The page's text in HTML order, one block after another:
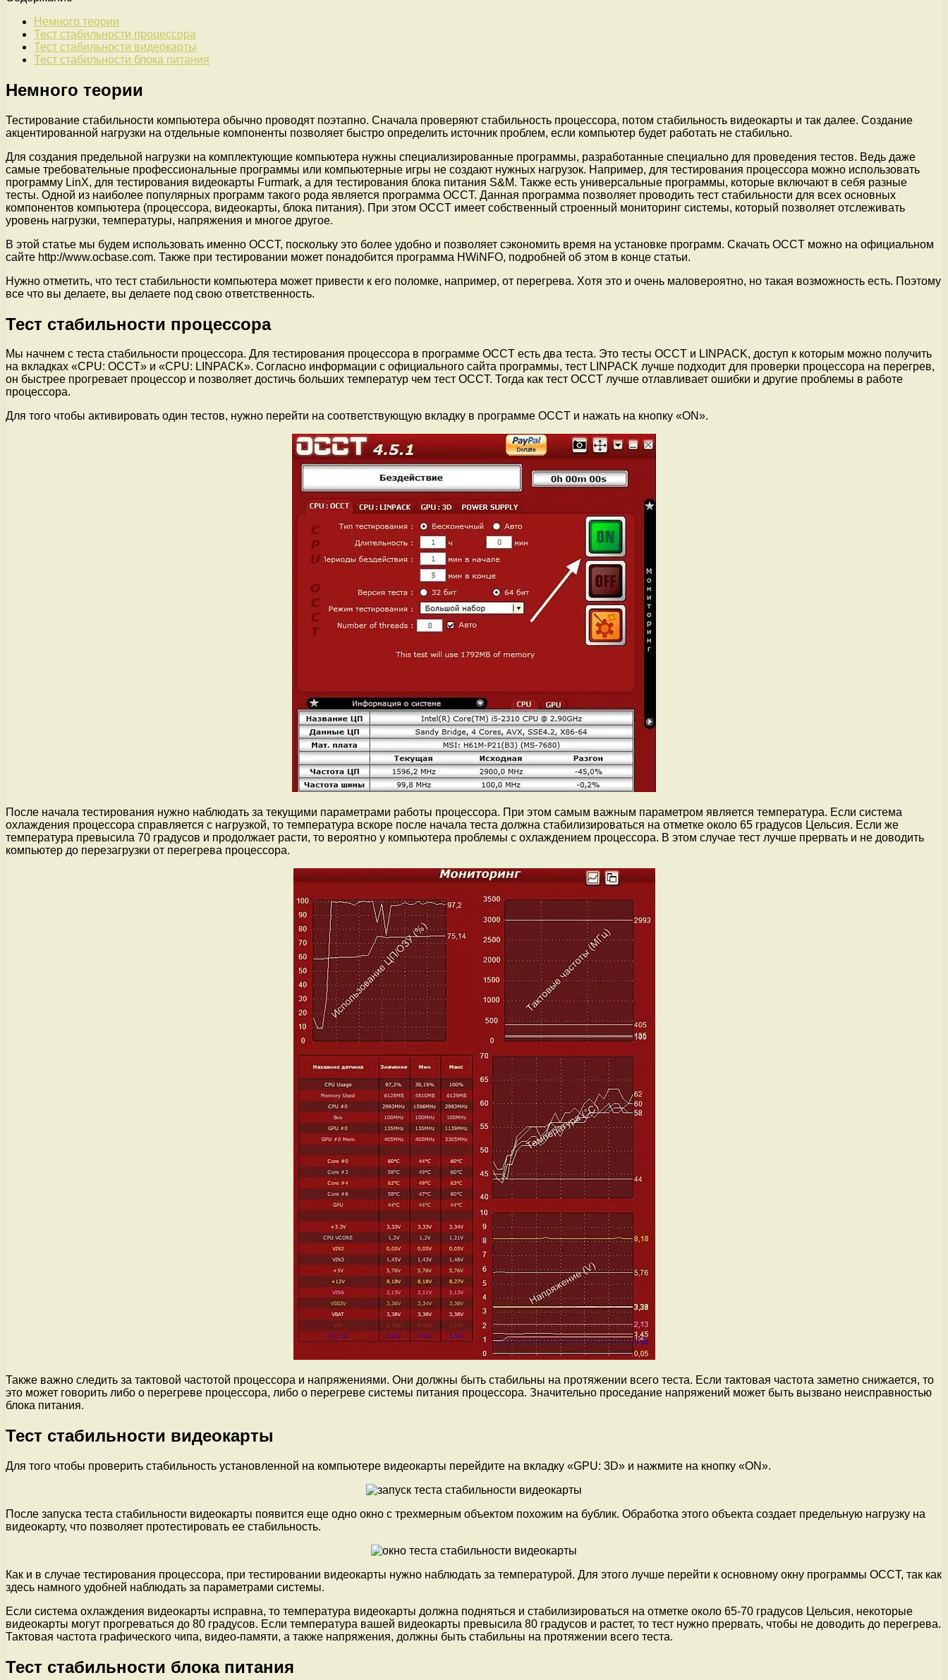
Немного теории
Тест стабильности процессора
Тест стабильности видеокарты
Тест стабильности блока питания
Немного теории
Тестирование стабильности компьютера обычно проводят поэтапно. Сначала проверяют стабильность процессора, потом стабильность видеокарты и так далее. Создание
акцентированной нагрузки на отдельные компоненты позволяет быстро определить источник проблем, если компьютер будет работать не стабильно.
Для создания предельной нагрузки на комплектующие компьютера нужны специализированные программы, разработанные специально для проведения тестов. Ведь даже
самые требовательные профессиональные программы или компьютерные игры не создают нужных нагрузок. Например, для тестирования процессора можно использовать
программу LinX, для тестирования видеокарты Furmark, а для тестирования блока питания S&M. Также есть универсальные программы, которые включают в себя разные
тесты. Одной из наиболее популярных программ такого рода является программа OCCT. Данная программа позволяет проводить тест стабильности для всех основных
компонентов компьютера (процессора, видеокарты, блока питания). При этом OCCT имеет собственный строенный мониторинг системы, который позволяет отслеживать
уровень нагрузки, температуры, напряжения и многое другое.
В этой статье мы будем использовать именно OCCT, поскольку это более удобно и позволяет сэкономить время на установке программ. Скачать OCCT можно на официальном
сайте http://www.ocbase.com. Также при тестировании может понадобится программа HWiNFO, подробней об этом в конце статьи.
Нужно отметить, что тест стабильности компьютера может привести к его поломке, например, от перегрева. Хотя это и очень маловероятно, но такая возможность есть. Поэтому
все что вы делаете, вы делаете под свою ответственность.
Тест стабильности процессора
Мы начнем с теста стабильности процессора. Для тестирования процессора в программе OCCT есть два теста. Это тесты OCCT и LINPACK, доступ к которым можно получить
на вкладках «CPU: OCCT» и «CPU: LINPACK». Согласно информации с официального сайта программы, тест LINPACK лучше подходит для проверки процессора на перегрев,
он быстрее прогревает процессор и позволяет достичь больших температур чем тест OCCT. Тогда как тест OCCT лучше отлавливает ошибки и другие проблемы в работе
процессора.
Для того чтобы активировать один тестов, нужно перейти на соответствующую вкладку в программе OCCT и нажать на кнопку «ON».
После начала тестирования нужно наблюдать за текущими параметрами работы процессора. При этом самым важным параметром является температура. Если система
охлаждения процессора справляется с нагрузкой, то температура вскоре после начала теста должна стабилизироваться на отметке около 65 градусов Цельсия. Если же
температура превысила 70 градусов и продолжает расти, то вероятно у компьютера проблемы с охлаждением процессора. В этом случае тест лучше прервать и не доводить
компьютер до перезагрузки от перегрева процессора.
Также важно следить за тактовой частотой процессора и напряжениями. Они должны быть стабильны на протяжении всего теста. Если тактовая частота заметно снижается, то
это может говорить либо о перегреве процессора, либо о перегреве системы питания процессора. Значительно проседание напряжений может быть вызвано неисправностью
блока питания.
Тест стабильности видеокарты
Для того чтобы проверить стабильность установленной на компьютере видеокарты перейдите на вкладку «GPU: 3D» и нажмите на кнопку «ON».
После запуска теста стабильности видеокарты появится еще одно окно с трехмерным объектом похожим на бублик. Обработка этого объекта создает предельную нагрузку на
видеокарту, что позволяет протестировать ее стабильность.
Как и в случае тестирования процессора, при тестировании видеокарты нужно наблюдать за температурой. Для этого лучше перейти к основному окну программы OCCT, так как
здесь намного удобней наблюдать за параметрами системы.
Если система охлаждения видеокарты исправна, то температура видеокарты должна подняться и стабилизироваться на отметке около 65-70 градусов Цельсия, некоторые
видеокарты могут прогреваться до 80 градусов. Если температура вашей видеокарты превысила 80 градусов и растет, то тест нужно прервать, чтобы не доводить до перегрева.
Тактовая частота графического чипа, видео-памяти, а также напряжения, должны быть стабильны на протяжении всего теста.
Тест стабильности блока питания